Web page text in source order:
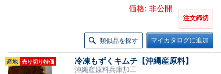
価格: 非公開
注文締切
類似品を探す マイカタログに追加
産地 売り切り特価 冷凍もずくキムチ【沖縄産原料】
沖縄産原料兵庫加工